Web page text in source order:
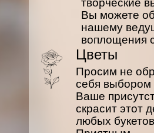
творческие
Вы можете
нашему
воплощения
Просим не
себя выбором
Ваше
скрасит этот
любых
Цветы